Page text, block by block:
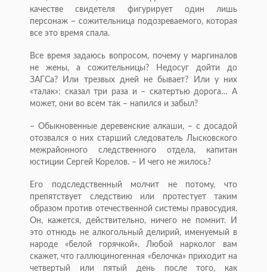
качестве свидетеля фигурирует один лишь
персонаж – сожительница подозреваемого, которая
все это время спала.
Все время задаюсь вопросом, почему у маргиналов
не жены, а сожительницы? Недосуг дойти до
ЗАГСа? Или трезвых дней не бывает? Или у них
«талак»: сказал три раза и – скатертью дорога… А
может, они во всем так – напился и забыл?
– Обыкновенные деревенские алкаши, – с досадой
отозвался о них старший следователь Лысковского
межрайонного следственного отдела, капитан
юстиции Сергей Корелов. – И чего не жилось?
Его подследственный молчит не потому, что
препятствует следствию или протестует таким
образом против отечественной системы правосудия.
Он, кажется, действительно, ничего не помнит. И
это отнюдь не алкогольный делирий, именуемый в
народе «белой горячкой». Любой нарколог вам
скажет, что галлюциногенная «белочка» приходит на
четвертый или пятый день после того, как